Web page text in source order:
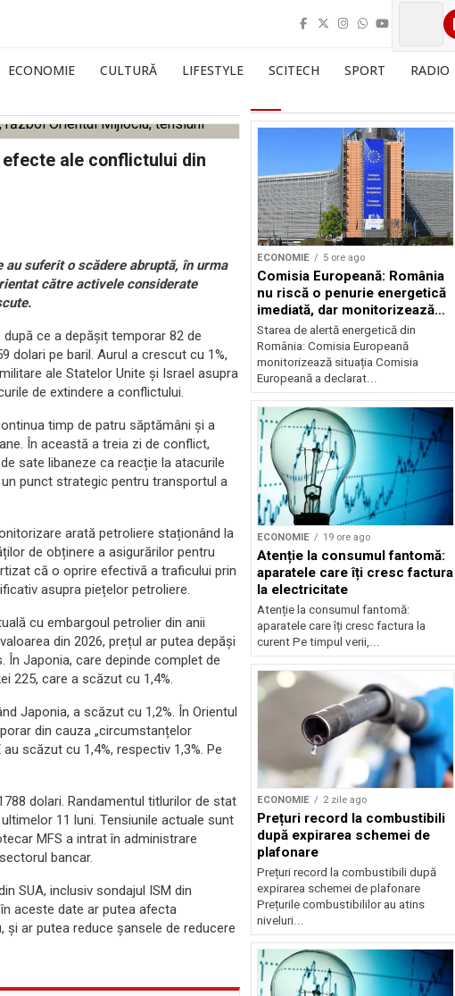
ECONOMIE CULTURĂ LIFESTYLE SCITECH SPORT RADIO
ale conflictului din
suferit o scădere abruptă, în urma
către activele considerate
ce a depășit temporar 82 de
dolari pe baril. Aurul a crescut cu 1%,
ale Statelor Unite și Israel asupra
de extindere a conflictului.
timp de patru săptămâni și a
În această a treia zi de conflict,
sate libaneze ca reacție la atacurile
punct strategic pentru transportul a
arată petroliere staționând la
de obținere a asigurărilor pentru
că o oprire efectivă a traficului prin
asupra piețelor petroliere.
cu embargoul petrolier din anii
din 2026, prețul ar putea depăși
În Japonia, care depinde complet de
225, care a scăzut cu 1,4%.
Japonia, a scăzut cu 1,2%. În Orientul
din cauza „circumstanțelor
scăzut cu 1,4%, respectiv 1,3%. Pe
dolari. Randamentul titlurilor de stat
11 luni. Tensiunile actuale sunt
MFS a intrat în administrare
bancar.
SUA, inclusiv sondajul ISM din
aceste date ar putea afecta
ar putea reduce șansele de reducere
ECONOMIE 5 ore ago
Comisia Europeană: România
nu riscă o penurie energetică
imediată, dar monitorizează
situația
Starea de alertă energetică din
România: Comisia Europeană
monitorizează situația Comisia
Europeană a declarat...
ECONOMIE 19 ore ago
Atenție la consumul fantomă:
aparatele care îți cresc factura
la electricitate
Atenție la consumul fantomă:
aparatele care îți cresc factura la
curent Pe timpul verii,...
ECONOMIE 2 zile ago
Prețuri record la combustibili
după expirarea schemei de
plafonare
Prețuri record la combustibili după
expirarea schemei de plafonare
Prețurile combustibililor au atins
niveluri...